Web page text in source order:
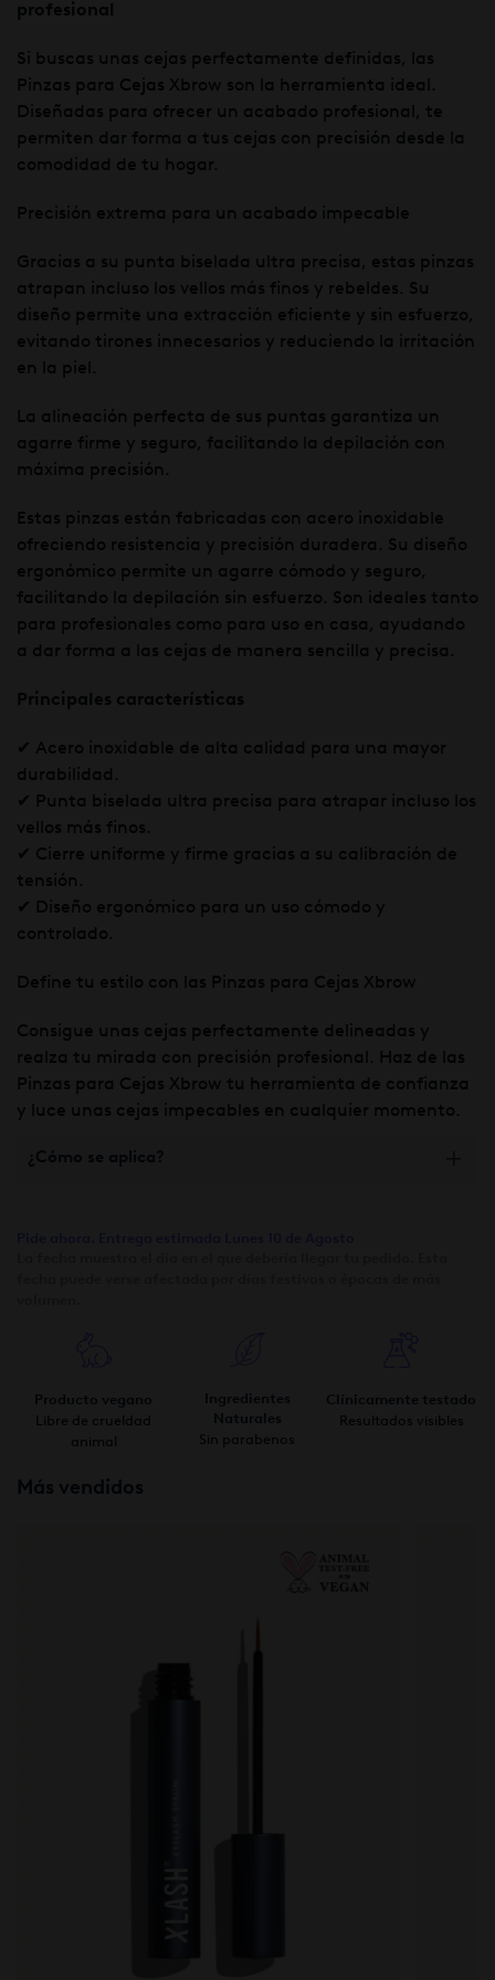
profesional
Si buscas unas cejas perfectamente definidas, las
Pinzas para Cejas Xbrow son la herramienta ideal.
Diseñadas para ofrecer un acabado profesional, te
permiten dar forma a tus cejas con precisión desde la
comodidad de tu hogar.
Precisión extrema para un acabado impecable
Gracias a su punta biselada ultra precisa, estas pinzas
atrapan incluso los vellos más finos y rebeldes. Su
diseño permite una extracción eficiente y sin esfuerzo,
evitando tirones innecesarios y reduciendo la irritación
en la piel.
La alineación perfecta de sus puntas garantiza un
agarre firme y seguro, facilitando la depilación con
máxima precisión.
Estas pinzas están fabricadas con acero inoxidable
ofreciendo resistencia y precisión duradera. Su diseño
ergonómico permite un agarre cómodo y seguro,
facilitando la depilación sin esfuerzo. Son ideales tanto
para profesionales como para uso en casa, ayudando
a dar forma a las cejas de manera sencilla y precisa.
Principales características
✔ Acero inoxidable de alta calidad para una mayor
durabilidad.
✔ Punta biselada ultra precisa para atrapar incluso los
vellos más finos.
✔ Cierre uniforme y firme gracias a su calibración de
tensión.
✔ Diseño ergonómico para un uso cómodo y
controlado.
Define tu estilo con las Pinzas para Cejas Xbrow
Consigue unas cejas perfectamente delineadas y
realza tu mirada con precisión profesional. Haz de las
Pinzas para Cejas Xbrow tu herramienta de confianza
y luce unas cejas impecables en cualquier momento.
¿Cómo se aplica?
Producto vegano
Libre de crueldad
animal
Ingredientes
Naturales
Sin parabenos
Clínicamente testado
Resultados visibles
Más vendidos